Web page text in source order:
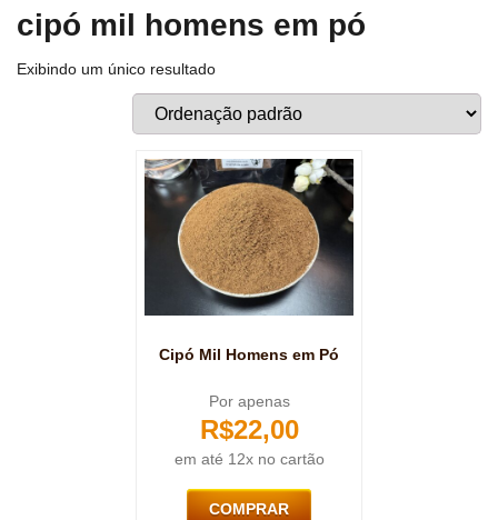
cipó mil homens em pó
Exibindo um único resultado
Cipó Mil Homens em Pó
Por apenas
R$22,00
em até 12x no cartão
COMPRAR